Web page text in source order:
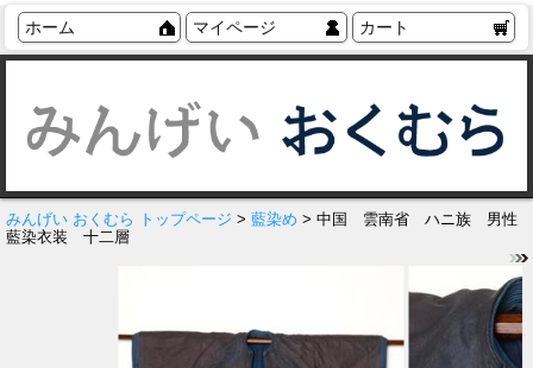
ホーム マイページ カート
みんげい おくむら トップページ > 藍染め > 中国 雲南省 ハニ族 男性
藍染衣装 十二層